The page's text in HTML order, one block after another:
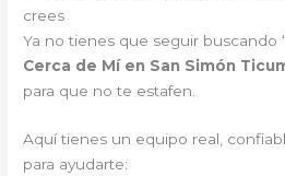
crees
Ya no tienes que seguir buscando
Cerca de Mí en San Simón
para que no te estafen.
Aquí tienes un equipo real,
para ayudarte: